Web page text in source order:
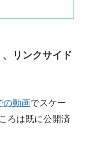
リンクサイド
の動画でスケー
ろは既に公開済